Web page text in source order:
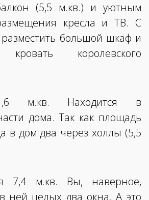
(5,5 м.кв.) и уютным
кресла и ТВ. С
большой шкаф и
кровать королевского
м.кв. Находится в
дома. Так как площадь
в дом два через холлы (5,5
7,4 м.кв. Вы, наверное,
ней целых два окна. А это